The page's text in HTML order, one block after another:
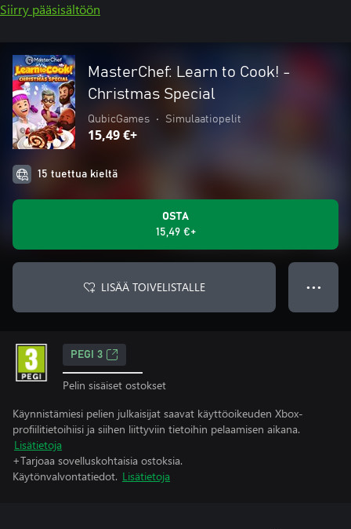
Siirry pääsisältöön
MasterChef: Learn to Cook! -
Christmas Special
QubicGames • Simulaatiopelit
15,49 €+
15 tuettua kieltä
OSTA
15,49 €+
LISÄÄ TOIVELISTALLE ● ● ●
PEGI 3
Pelin sisäiset ostokset
Käynnistämiesi pelien julkaisijat saavat käyttöoikeuden Xbox-
profiilitietoihiisi ja siihen liittyviin tietoihin pelaamisen aikana.
Lisätietoja
+Tarjoaa sovelluskohtaisia ostoksia.
Käytönvalvontatiedot. Lisätietoja